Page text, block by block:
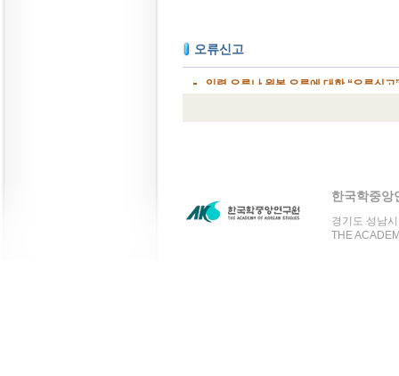
한국학중앙
경기도 성남
THE